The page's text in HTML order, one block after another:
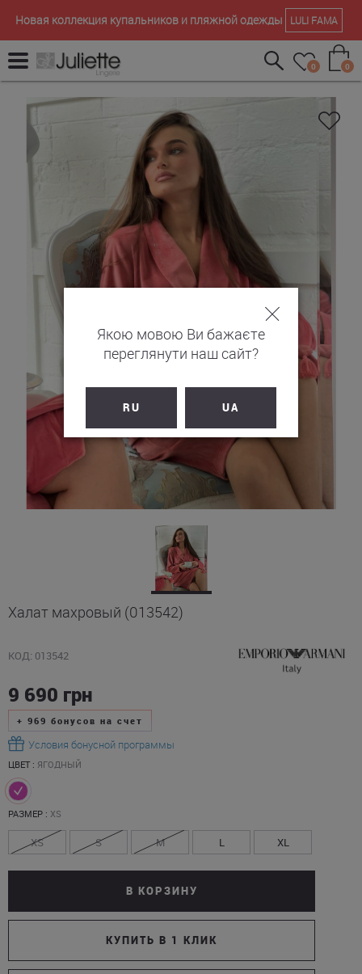
Новая коллекция купальников и пляжной одежды LULI FAMA
0 0
Халат махровый (013542)
КОД: 013542
9 690 грн
+ 969 бонусов на счет
Условия бонусной программы
ЦВЕТ : ЯГОДНЫЙ
РАЗМЕР : XS
XS S M L XL
В КОРЗИНУ
КУПИТЬ В 1 КЛИК
Якою мовою Ви бажаєте
переглянути наш сайт?
RU UA